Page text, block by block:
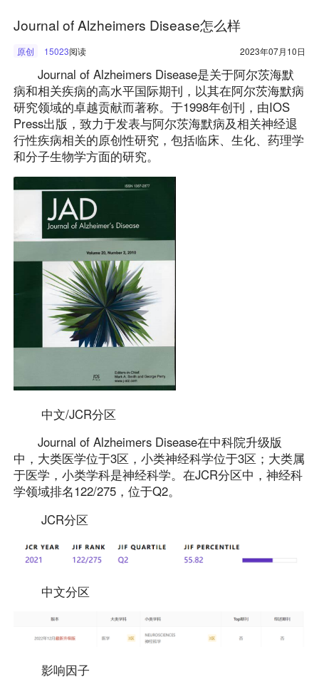
Journal of Alzheimers Disease怎么样
原创 15023阅读 2023年07月10日
Journal of Alzheimers Disease是关于阿尔茨海默
病和相关疾病的高水平国际期刊，以其在阿尔茨海默病
研究领域的卓越贡献而著称。于1998年创刊，由IOS
Press出版，致力于发表与阿尔茨海默病及相关神经退
行性疾病相关的原创性研究，包括临床、生化、药理学
和分子生物学方面的研究。
中文/JCR分区
Journal of Alzheimers Disease在中科院升级版
中，大类医学位于3区，小类神经科学位于3区；大类属
于医学，小类学科是神经科学。在JCR分区中，神经科
学领域排名122/275，位于Q2。
JCR分区
中文分区
影响因子